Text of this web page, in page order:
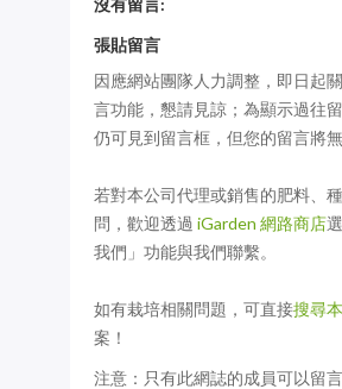
沒有留言:
張貼留言
因應網站團隊人力調整，即日起
言功能，懇請見諒；為顯示過往
仍可見到留言框，但您的留言將無
若對本公司代理或銷售的肥料、
問，歡迎透過 iGarden 網路商店
我們」功能與我們聯繫。
如有栽培相關問題，可直接搜尋
案！
注意：只有此網誌的成員可以留言